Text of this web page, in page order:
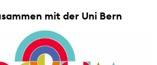
mit der Uni Bern